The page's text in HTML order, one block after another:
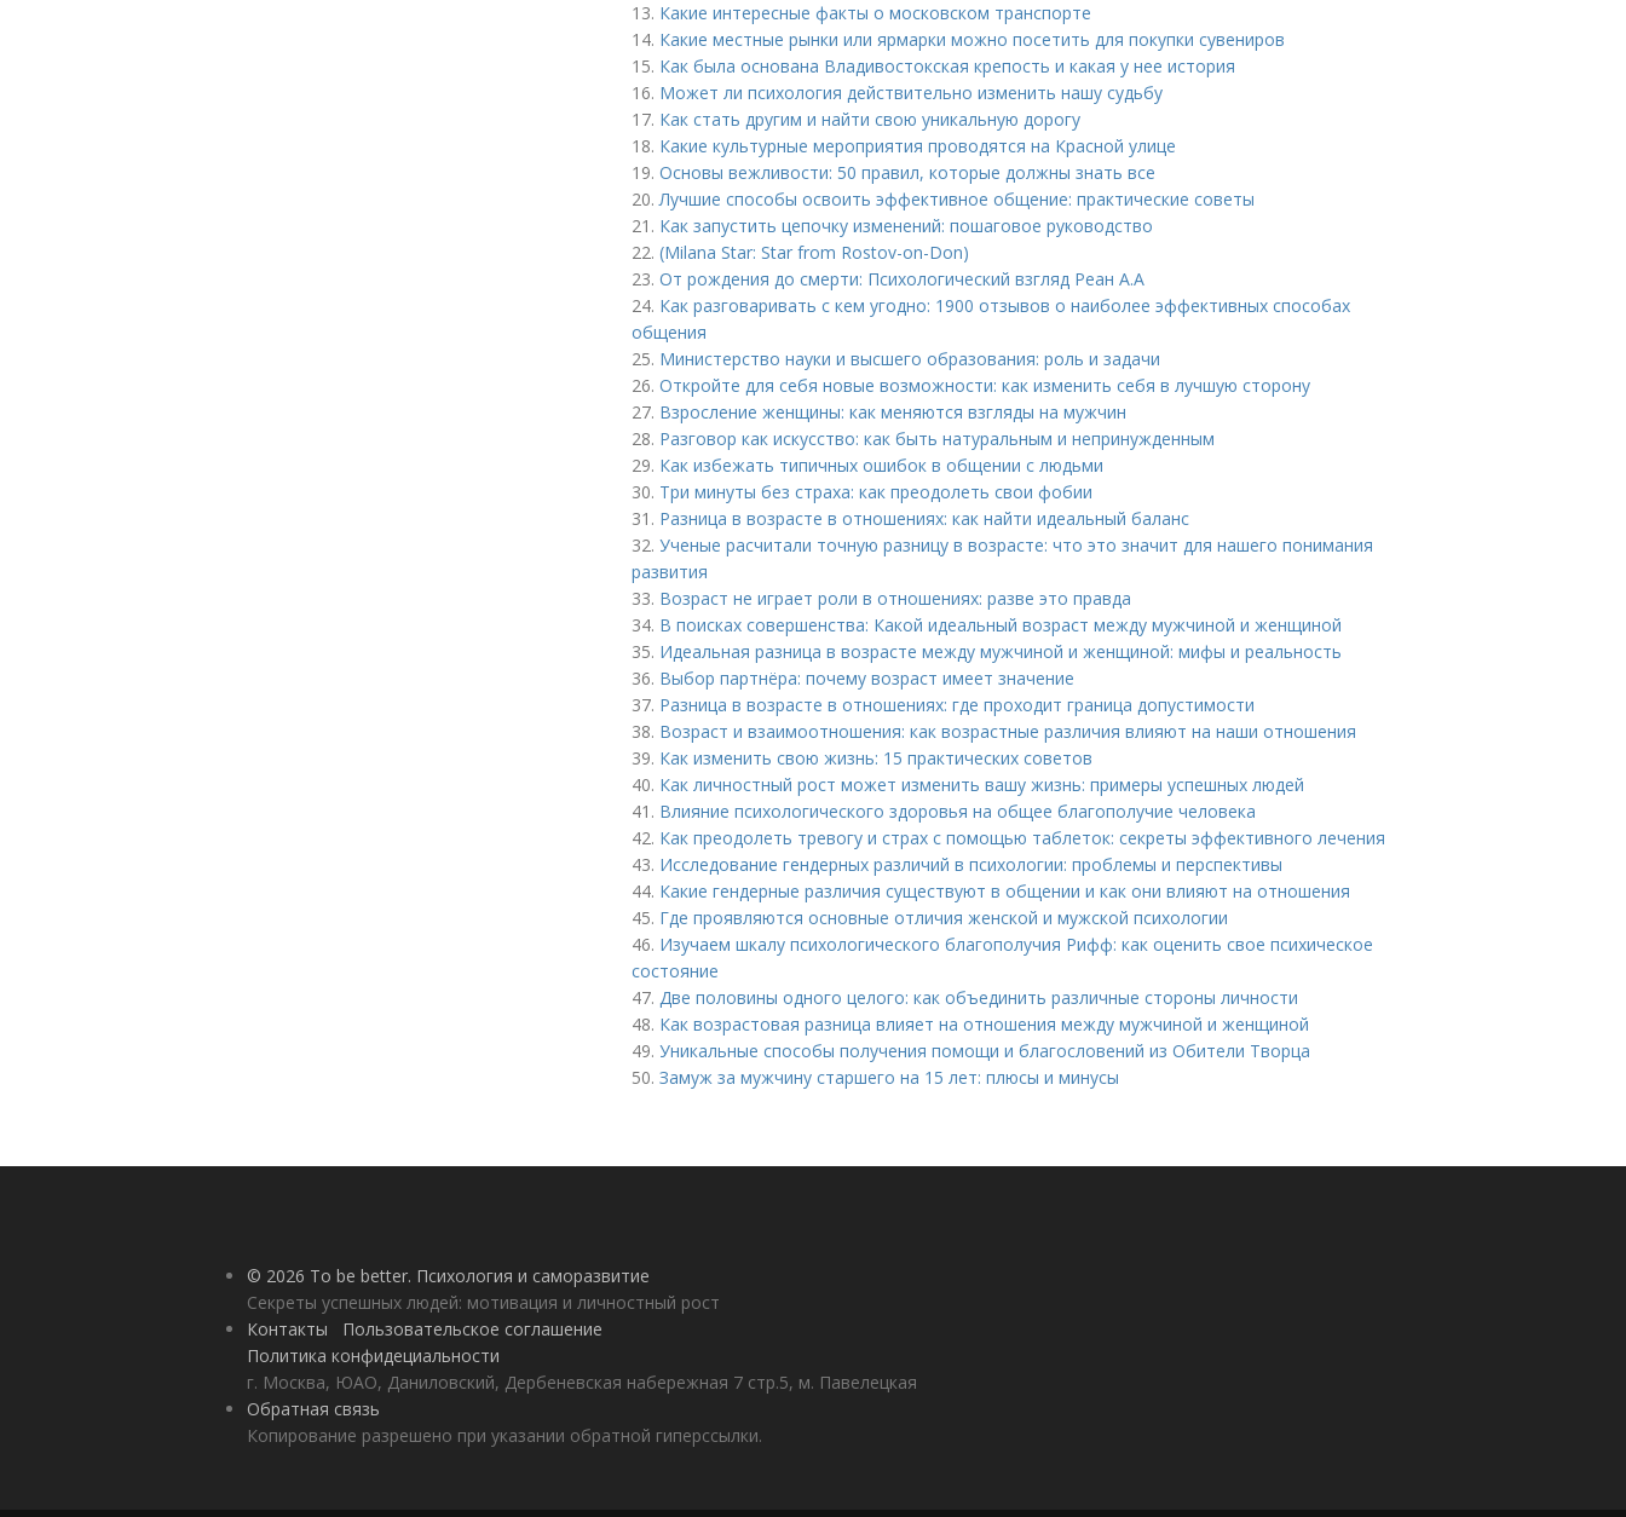
13. Какие интересные факты о московском транспорте
14. Какие местные рынки или ярмарки можно посетить для покупки сувениров
15. Как была основана Владивостокская крепость и какая у нее история
16. Может ли психология действительно изменить нашу судьбу
17. Как стать другим и найти свою уникальную дорогу
18. Какие культурные мероприятия проводятся на Красной улице
19. Основы вежливости: 50 правил, которые должны знать все
20.Лучшие способы освоить эффективное общение: практические советы
21. Как запустить цепочку изменений: пошаговое руководство
22. (Milana Star: Star from Rostov-on-Don)
23. От рождения до смерти: Психологический взгляд Реан А.А
24. Как разговаривать с кем угодно: 1900 отзывов о наиболее эффективных способах
общения
25. Министерство науки и высшего образования: роль и задачи
26. Откройте для себя новые возможности: как изменить себя в лучшую сторону
27. Взросление женщины: как меняются взгляды на мужчин
28. Разговор как искусство: как быть натуральным и непринужденным
29. Как избежать типичных ошибок в общении с людьми
30. Три минуты без страха: как преодолеть свои фобии
31. Разница в возрасте в отношениях: как найти идеальный баланс
32. Ученые расчитали точную разницу в возрасте: что это значит для нашего понимания
развития
33. Возраст не играет роли в отношениях: разве это правда
34. В поисках совершенства: Какой идеальный возраст между мужчиной и женщиной
35. Идеальная разница в возрасте между мужчиной и женщиной: мифы и реальность
36. Выбор партнёра: почему возраст имеет значение
37. Разница в возрасте в отношениях: где проходит граница допустимости
38. Возраст и взаимоотношения: как возрастные различия влияют на наши отношения
39. Как изменить свою жизнь: 15 практических советов
40. Как личностный рост может изменить вашу жизнь: примеры успешных людей
41. Влияние психологического здоровья на общее благополучие человека
42. Как преодолеть тревогу и страх с помощью таблеток: секреты эффективного лечения
43. Исследование гендерных различий в психологии: проблемы и перспективы
44. Какие гендерные различия существуют в общении и как они влияют на отношения
45. Где проявляются основные отличия женской и мужской психологии
46. Изучаем шкалу психологического благополучия Рифф: как оценить свое психическое
состояние
47. Две половины одного целого: как объединить различные стороны личности
48. Как возрастовая разница влияет на отношения между мужчиной и женщиной
49. Уникальные способы получения помощи и благословений из Обители Творца
50. Замуж за мужчину старшего на 15 лет: плюсы и минусы
© 2026 To be better. Психология и саморазвитие
Секреты успешных людей: мотивация и личностный рост
Контакты
Пользовательское соглашение
Политика конфидециальности
г. Москва, ЮАО, Даниловский, Дербеневская набережная 7 стр.5, м. Павелецкая
Обратная связь
Копирование разрешено при указании обратной гиперссылки.